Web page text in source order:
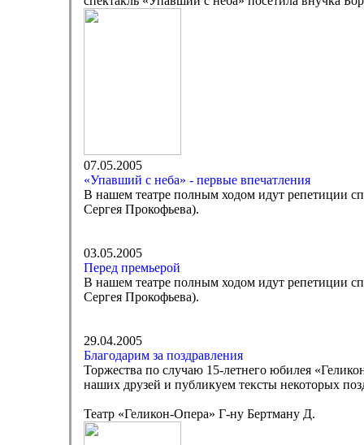
07.05.2005
«Упавший с неба» - первые впечатления
В нашем театре полным ходом идут репетиции
Сергея Прокофьева).
03.05.2005
Перед премьерой
В нашем театре полным ходом идут репетиции
Сергея Прокофьева).
29.04.2005
Благодарим за поздравления
Торжества по случаю 15-летнего юбилея
наших друзей и публикуем тексты некоторых
Театр «Геликон-Опера» Г-ну Бертману Д.